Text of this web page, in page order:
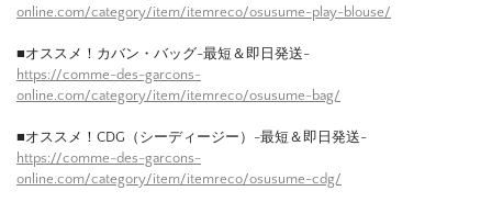
online.com/category/item/itemreco/osusume-play-blouse/
■オススメ！カバン・バッグ-最短＆即日発送-
https://comme-des-garcons-
online.com/category/item/itemreco/osusume-bag/
■オススメ！CDG（シーディージー）-最短＆即日発送-
https://comme-des-garcons-
online.com/category/item/itemreco/osusume-cdg/